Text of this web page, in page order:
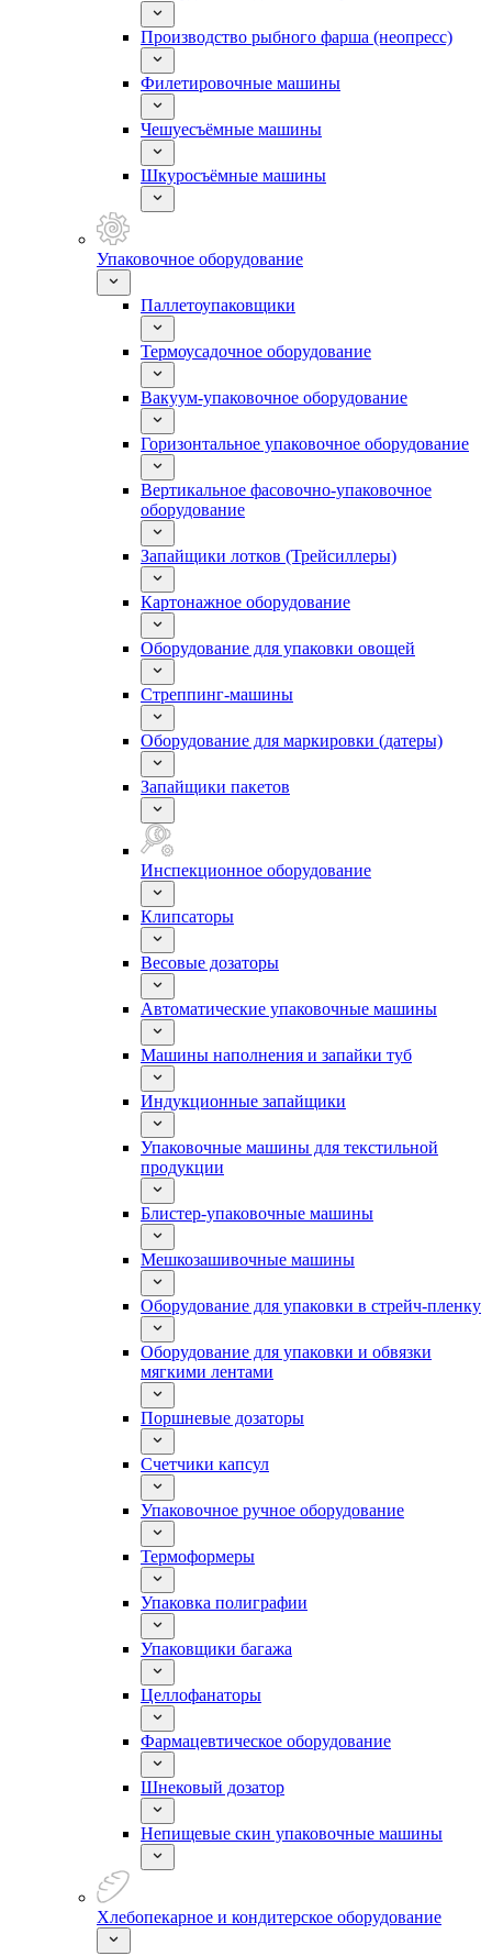
Производство рыбного фарша (неопресс)
Филетировочные машины
Чешуесъёмные машины
Шкуросъёмные машины
Упаковочное оборудование
Паллетоупаковщики
Термоусадочное оборудование
Вакуум-упаковочное оборудование
Горизонтальное упаковочное оборудование
Вертикальное фасовочно-упаковочное
оборудование
Запайщики лотков (Трейсиллеры)
Картонажное оборудование
Оборудование для упаковки овощей
Стреппинг-машины
Оборудование для маркировки (датеры)
Запайщики пакетов
Инспекционное оборудование
Клипсаторы
Весовые дозаторы
Автоматические упаковочные машины
Машины наполнения и запайки туб
Индукционные запайщики
Упаковочные машины для текстильной
продукции
Блистер-упаковочные машины
Мешкозашивочные машины
Оборудование для упаковки в стрейч-пленку
Оборудование для упаковки и обвязки
мягкими лентами
Поршневые дозаторы
Счетчики капсул
Упаковочное ручное оборудование
Термоформеры
Упаковка полиграфии
Упаковщики багажа
Целлофанаторы
Фармацевтическое оборудование
Шнековый дозатор
Непищевые скин упаковочные машины
Хлебопекарное и кондитерское оборудование